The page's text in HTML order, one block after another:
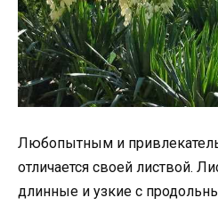
Любопытным и
отличается своей листвой.
длинные и узкие с